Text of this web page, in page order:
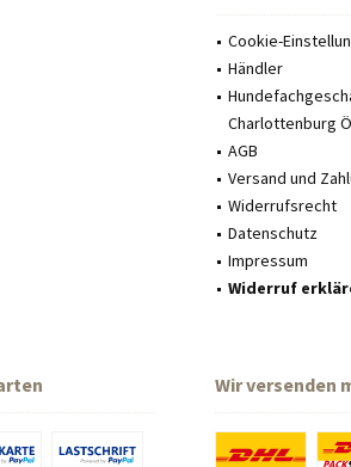
Cookie-
Händler
Charlottenburg
AGB
Versand und
Widerrufsrecht
Datenschutz
Impressum
Widerruf
Wir versenden